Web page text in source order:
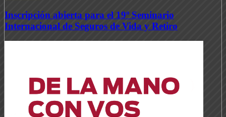
Inscripción abierta para el 19º Seminario
Internacional de Seguros de Vida y Retiro